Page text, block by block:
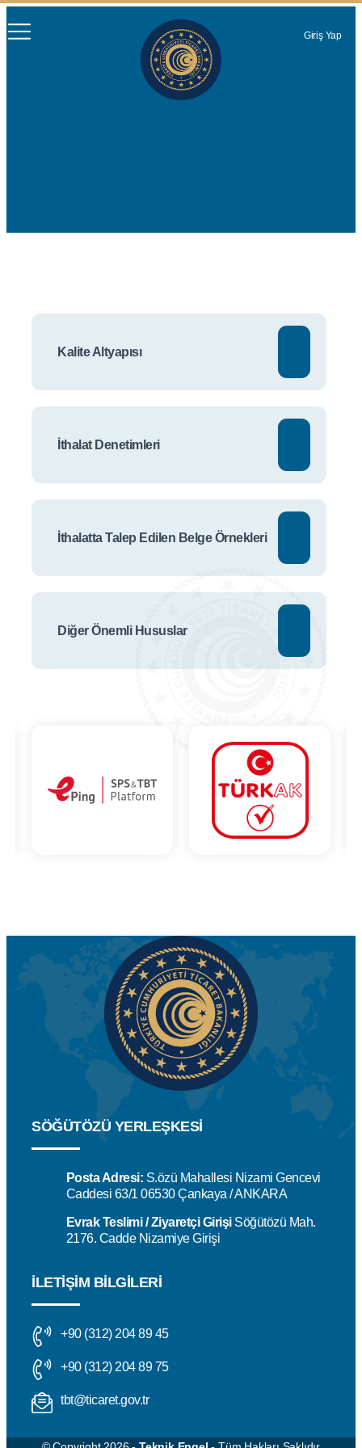
Giriş Yap
Kalite Altyapısı
İthalat Denetimleri
İthalatta Talep Edilen Belge Örnekleri
Diğer Önemli Hususlar
SÖĞÜTÖZÜ YERLEŞKESİ
Posta Adresi: S.özü Mahallesi Nizami Gencevi
Caddesi 63/1 06530 Çankaya / ANKARA
Evrak Teslimi / Ziyaretçi GirişiSöğütözü Mah.
2176. Cadde Nizamiye Girişi
İLETIŞIM BILGILERI
+90 (312) 204 89 45
+90 (312) 204 89 75
tbt@ticaret.gov.tr